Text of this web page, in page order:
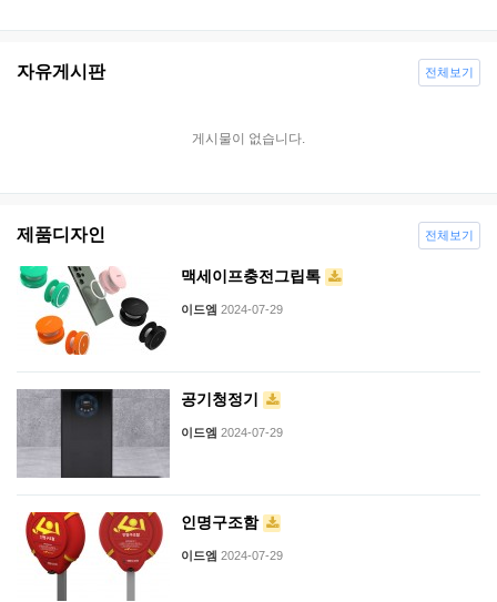
자유게시판
게시물이 없습니다.
전체보기
제품디자인
맥세이프충전그립톡
이드엠 2024-07-29
공기청정기
이드엠 2024-07-29
인명구조함
이드엠 2024-07-29
전체보기